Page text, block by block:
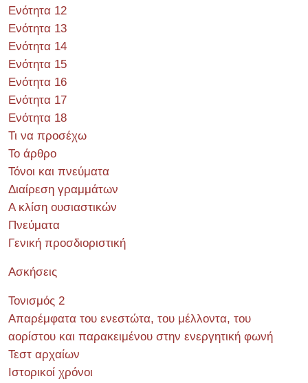
Ενότητα 12
Ενότητα 13
Ενότητα 14
Ενότητα 15
Ενότητα 16
Ενότητα 17
Ενότητα 18
Τι να προσέχω
Το άρθρο
Τόνοι και πνεύματα
Διαίρεση γραμμάτων
Α κλίση ουσιαστικών
Πνεύματα
Γενική προσδιοριστική
Ασκήσεις
Τονισμός 2
Απαρέμφατα του ενεστώτα, του μέλλοντα, του
αορίστου και παρακειμένου στην ενεργητική φωνή
Τεστ αρχαίων
Ιστορικοί χρόνοι